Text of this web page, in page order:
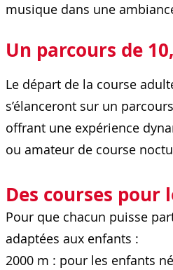
musique dans une
Un parcours de
Le départ de la course
s’élanceront sur un
offrant une expérience
ou amateur de course
Des courses pour
Pour que chacun puisse
adaptées aux enfants :
2000 m : pour les enfants